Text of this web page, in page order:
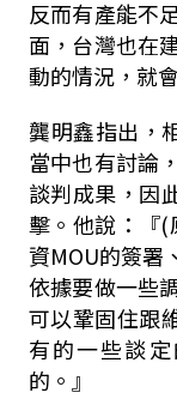
反而有產能不
面，台灣也在
動的情況，就
龔明鑫指出，
當中也有討論
談判成果，因
擊。他說：『(
資MOU的簽署
依據要做一些
可以鞏固住跟
有的一些談
的。』